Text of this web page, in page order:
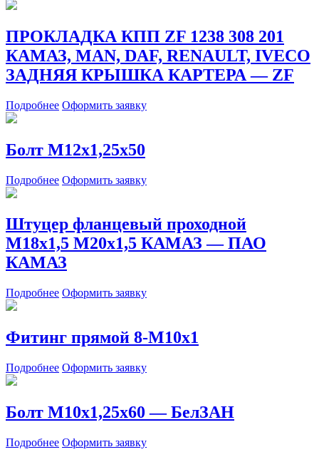
ПРОКЛАДКА КПП ZF 1238 308 201
КАМАЗ, MAN, DAF, RENAULT, IVECO
ЗАДНЯЯ КРЫШКА КАРТЕРА — ZF
Подробнее Оформить заявку
Болт М12х1,25х50
Подробнее Оформить заявку
Штуцер фланцевый проходной
М18х1,5 М20х1,5 КАМАЗ — ПАО
КАМАЗ
Подробнее Оформить заявку
Фитинг прямой 8-М10х1
Подробнее Оформить заявку
Болт М10х1,25х60 — БелЗАН
Подробнее Оформить заявку